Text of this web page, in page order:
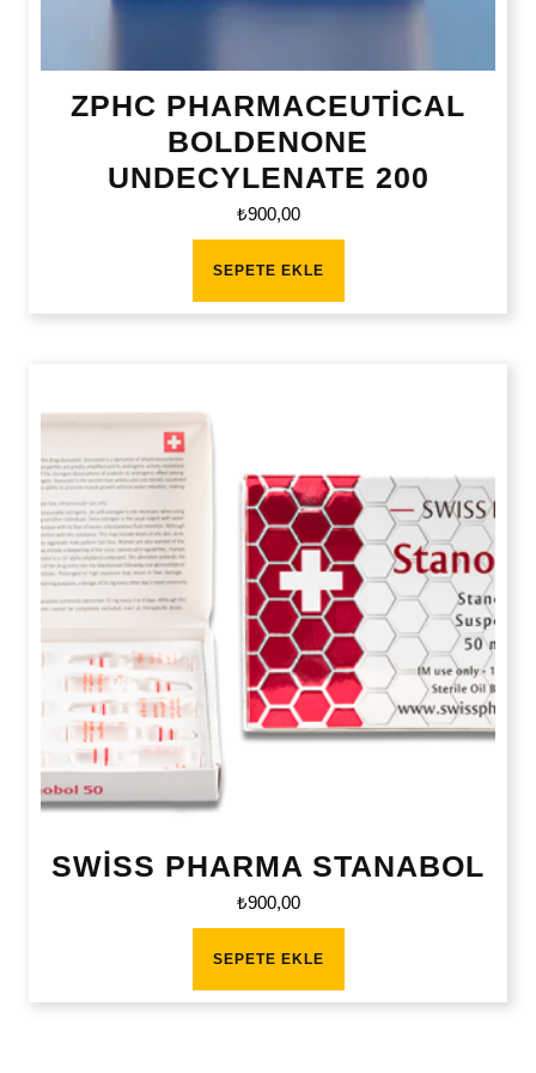
ZPHC PHARMACEUTİCAL
BOLDENONE
UNDECYLENATE 200
₺900,00
SEPETE EKLE
SWİSS PHARMA STANABOL
₺900,00
SEPETE EKLE